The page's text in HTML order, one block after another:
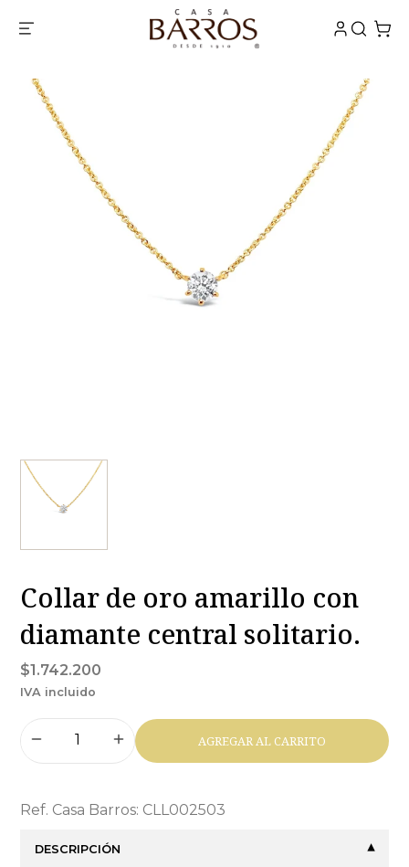
Collar de oro amarillo con
diamante central solitario.
$1.742.200
IVA incluido
AGREGAR AL CARRITO
Ref. Casa Barros: CLL002503
DESCRIPCIÓN